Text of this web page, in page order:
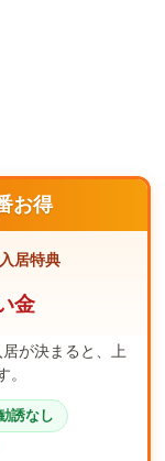
お得
居特典
金
が決まると、上
。
誘なし